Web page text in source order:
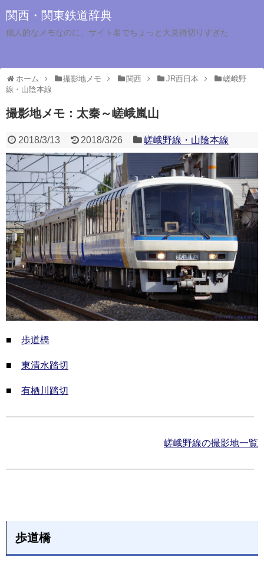
関西・関東鉄道辞典
個人的なメモなのに、サイト名でちょっと大見得切りすぎた
ホーム 撮影地メモ 関西 JR西日本
嵯峨野
線・山陰本線
撮影地メモ：太秦～嵯峨嵐山
2018/3/13 2018/3/26 嵯峨野線・山陰本線
■ 歩道橋
■ 東清水踏切
■ 有栖川踏切
嵯峨野線の撮影地一覧
歩道橋